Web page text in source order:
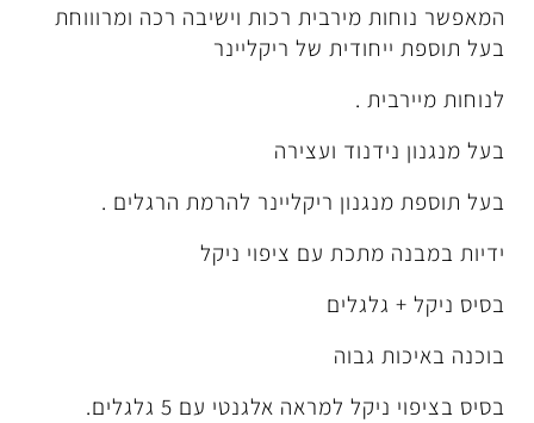
רכות וישיבה רכה ומרוווחת
של ריקליינר
ועצירה
ריקליינר להרמת הרגלים .
עם ציפוי ניקל
אלגנטי עם 5 גלגלים.